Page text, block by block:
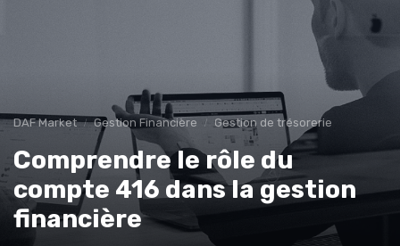
DAF Market Gestion Financière Gestion de trésorerie
Comprendre le rôle du
compte 416 dans la gestion
financière